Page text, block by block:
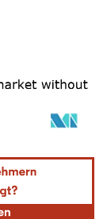
gemäß